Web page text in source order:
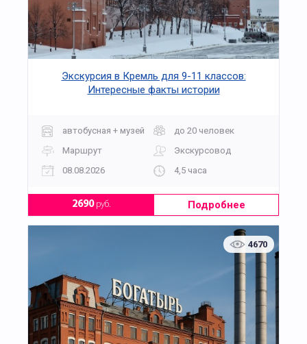
Экскурсия в Кремль для 9-11 классов:
Интересные факты истории
автобусная + музей
до 20 человек
Маршрут
Экскурсовод
08.08.2026
4,5 часа
2690руб. Подробнее
4670